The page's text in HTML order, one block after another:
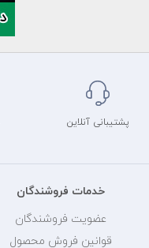
پشتیبانی آنلاین
خدمات فروشندگان
عضویت فروشندگان
قوانین فروش محصول